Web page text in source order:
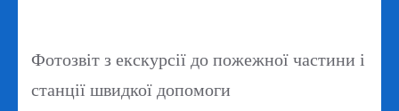
Фотозвіт з екскурсії до пожежної частини і
станції швидкої допомоги